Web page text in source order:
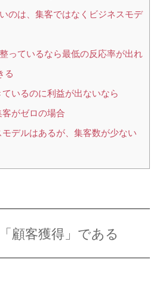
のは、集客ではなくビジネスモデ
っているなら最低の反応率が出れ
る
いるのに利益が出ないなら
がゼロの場合
デルはあるが、集客数が少ない
顧客獲得」である